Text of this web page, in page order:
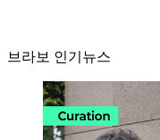
브라보 인기뉴스